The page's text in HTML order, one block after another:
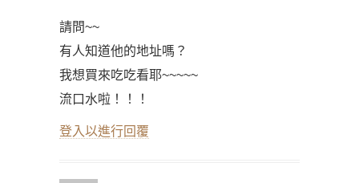
請問~~
有人知道他的地址嗎？
我想買來吃吃看耶~~~~~
流口水啦！！！
登入以進行回覆